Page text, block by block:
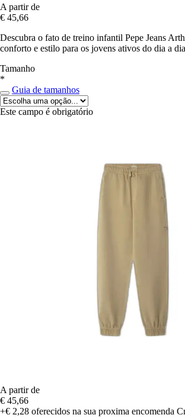
A partir de
€ 45,66
Descubra o fato de treino infantil Pepe Jeans
conforto e estilo para os jovens ativos do dia a
Tamanho
*
Guia de tamanhos
Este campo é obrigatório
A partir de
€ 45,66
+€ 2,28 oferecidos na sua proxima encomenda